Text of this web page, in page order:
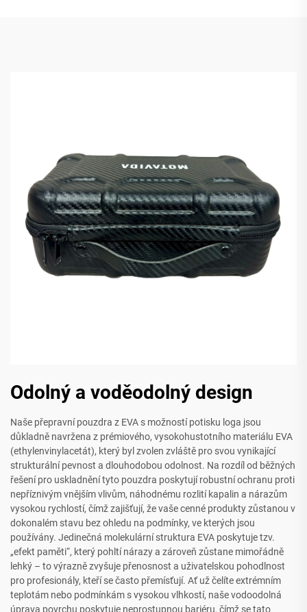
Odolný a voděodolný design
Naše přepravní pouzdra z EVA s možností potisku loga jsou
důkladně navržena z prémiového, vysokohustotního materiálu EVA
(ethylenvinylacetát), který byl zvolen zvláště pro svou vynikající
strukturální pevnost a dlouhodobou odolnost. Na rozdíl od běžných
řešení pro uskladnění tyto pouzdra poskytují robustní ochranu proti
nepříznivým vnějším vlivům, náhodnému rozlití kapalin a nárazům
vysokou rychlostí, čímž zajišťují, že vaše cenné produkty zůstanou v
dokonalém stavu bez ohledu na podmínky, ve kterých jsou
používány. Jedinečná molekulární struktura EVA poskytuje tzv.
„efekt paměti“, který pohltí nárazy a zároveň zůstane mimořádně
lehký – to výrazně zvyšuje přenosnost a uživatelskou pohodlnost
pro profesionály, kteří se často přemísťují. Ať už čelíte extrémním
teplotám nebo podmínkám s vysokou vlhkostí, naše vodoodolná
úprava povrchu poskytuje neprostupnou bariéru, čímž se tato